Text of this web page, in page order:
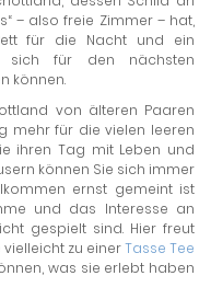
– also freie Zimmer – hat,
für die Nacht und ein
sich für den nächsten
können.
von älteren Paaren
mehr für die vielen leeren
ihren Tag mit Leben und
können Sie sich immer
ernst gemeint ist
und das Interesse an
gespielt sind. Hier freut
zu einerTasse Tee
was sie erlebt haben